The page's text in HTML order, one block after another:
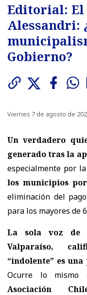
Editorial: El
Alessandri:
Gobierno?
Viernes 7 de agosto de
Un verdadero
generado tras la
especialmente por
los municipios
eliminación del
para los mayores de
La sola voz de
Valparaíso,
“indolente” es
Ocurre lo
Asociación